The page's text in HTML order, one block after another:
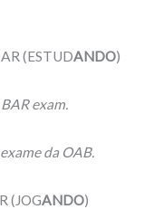
(ESTUDANDO)
exam.
da OAB.
(JOGANDO)